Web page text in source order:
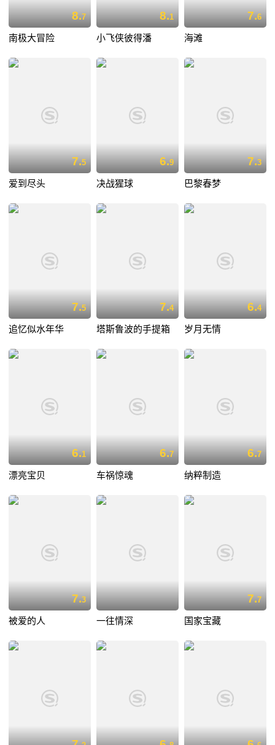
8.7
南极大冒险
8.1
小飞侠彼得潘
7.6
海滩
7.5
爱到尽头
6.9
决战猩球
7.3
巴黎春梦
7.5
追忆似水年华
7.4
塔斯鲁波的手提箱
6.4
岁月无情
6.1
漂亮宝贝
6.7
车祸惊魂
6.7
纳粹制造
7.3
被爱的人 一往情深
7.7
国家宝藏